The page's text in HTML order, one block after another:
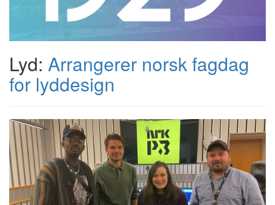
Lyd: Arrangerer norsk fagdag
for lyddesign